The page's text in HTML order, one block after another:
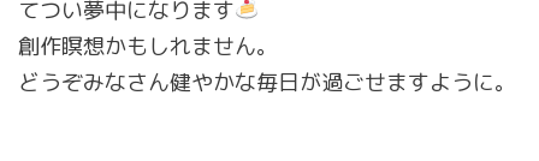
てつい夢中になります
創作瞑想かもしれません。
どうぞみなさん健やかな毎日が過ごせますように。